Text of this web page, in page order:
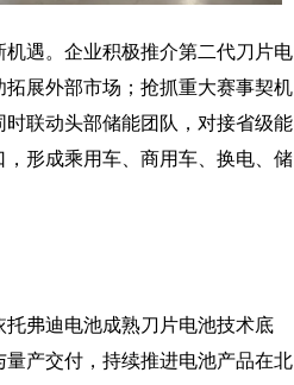
遇。企业积极推介第二代刀片电
展外部市场；抢抓重大赛事契机
联动头部储能团队，对接省级能
形成乘用车、商用车、换电、储
弗迪电池成熟刀片电池技术底
产交付，持续推进电池产品在北